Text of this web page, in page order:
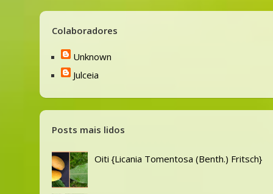
Colaboradores
Unknown
Julceia
Posts mais lidos
Oiti {Licania Tomentosa (Benth.) Fritsch}